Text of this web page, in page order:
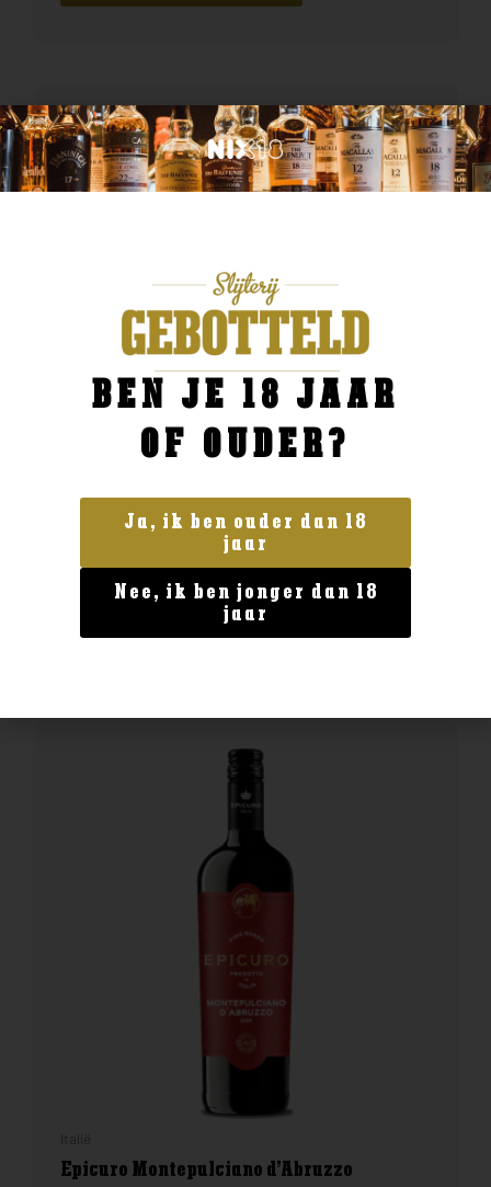
Frankrijk
Chateau Langlois Pouilly Fume
26,99
BESTELLEN
Epicuro Montepulciano d’Abruzzo
BEN JE 18 JAAR
OF OUDER?
Ja, ik ben ouder dan 18
jaar
Nee, ik ben jonger dan 18
jaar